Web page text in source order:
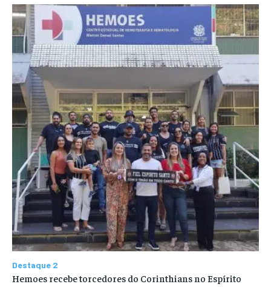
Destaque 2
Hemoes recebe torcedores do Corinthians no Espírito